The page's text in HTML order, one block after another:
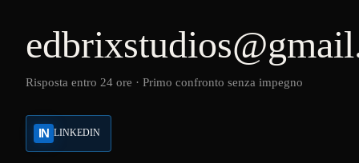
Risposta entro 24 ore · Primo confronto senza impegno
IN LINKEDIN